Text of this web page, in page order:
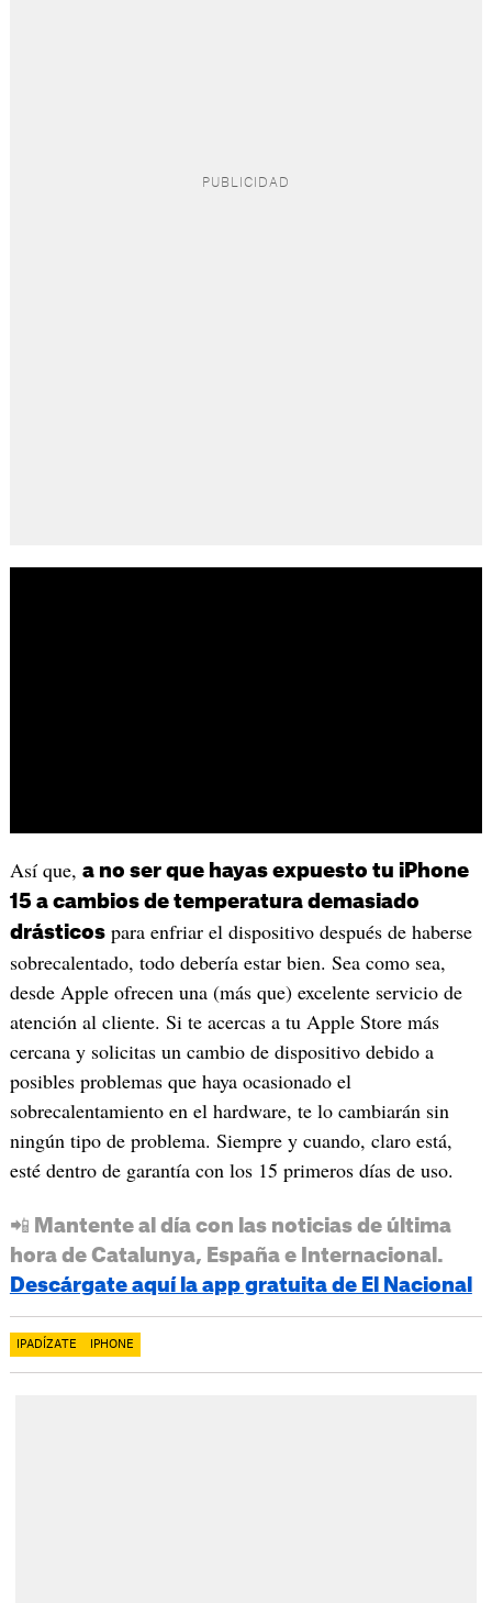
Así que, a no ser que hayas expuesto tu iPhone
15 a cambios de temperatura demasiado
drásticospara enfriar el dispositivo después de haberse
sobrecalentado, todo debería estar bien. Sea como sea,
desde Apple ofrecen una (más que) excelente servicio de
atención al cliente. Si te acercas a tu Apple Store más
cercana y solicitas un cambio de dispositivo debido a
posibles problemas que haya ocasionado el
sobrecalentamiento en el hardware, te lo cambiarán sin
ningún tipo de problema. Siempre y cuando, claro está,
esté dentro de garantía con los 15 primeros días de uso.
📲 Mantente al día con las noticias de última
hora de Catalunya, España e Internacional.
Descárgate aquí la app gratuita de El Nacional
IPADÍZATE IPHONE